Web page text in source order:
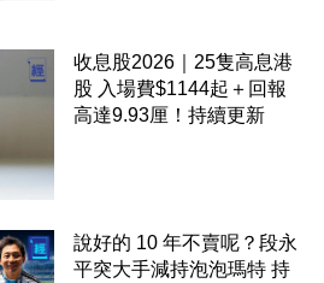
收息股2026｜25隻高息港
股 入場費$1144起＋回報
高達9.93厘！持續更新
說好的 10 年不賣呢？段永
平突大手減持泡泡瑪特 持